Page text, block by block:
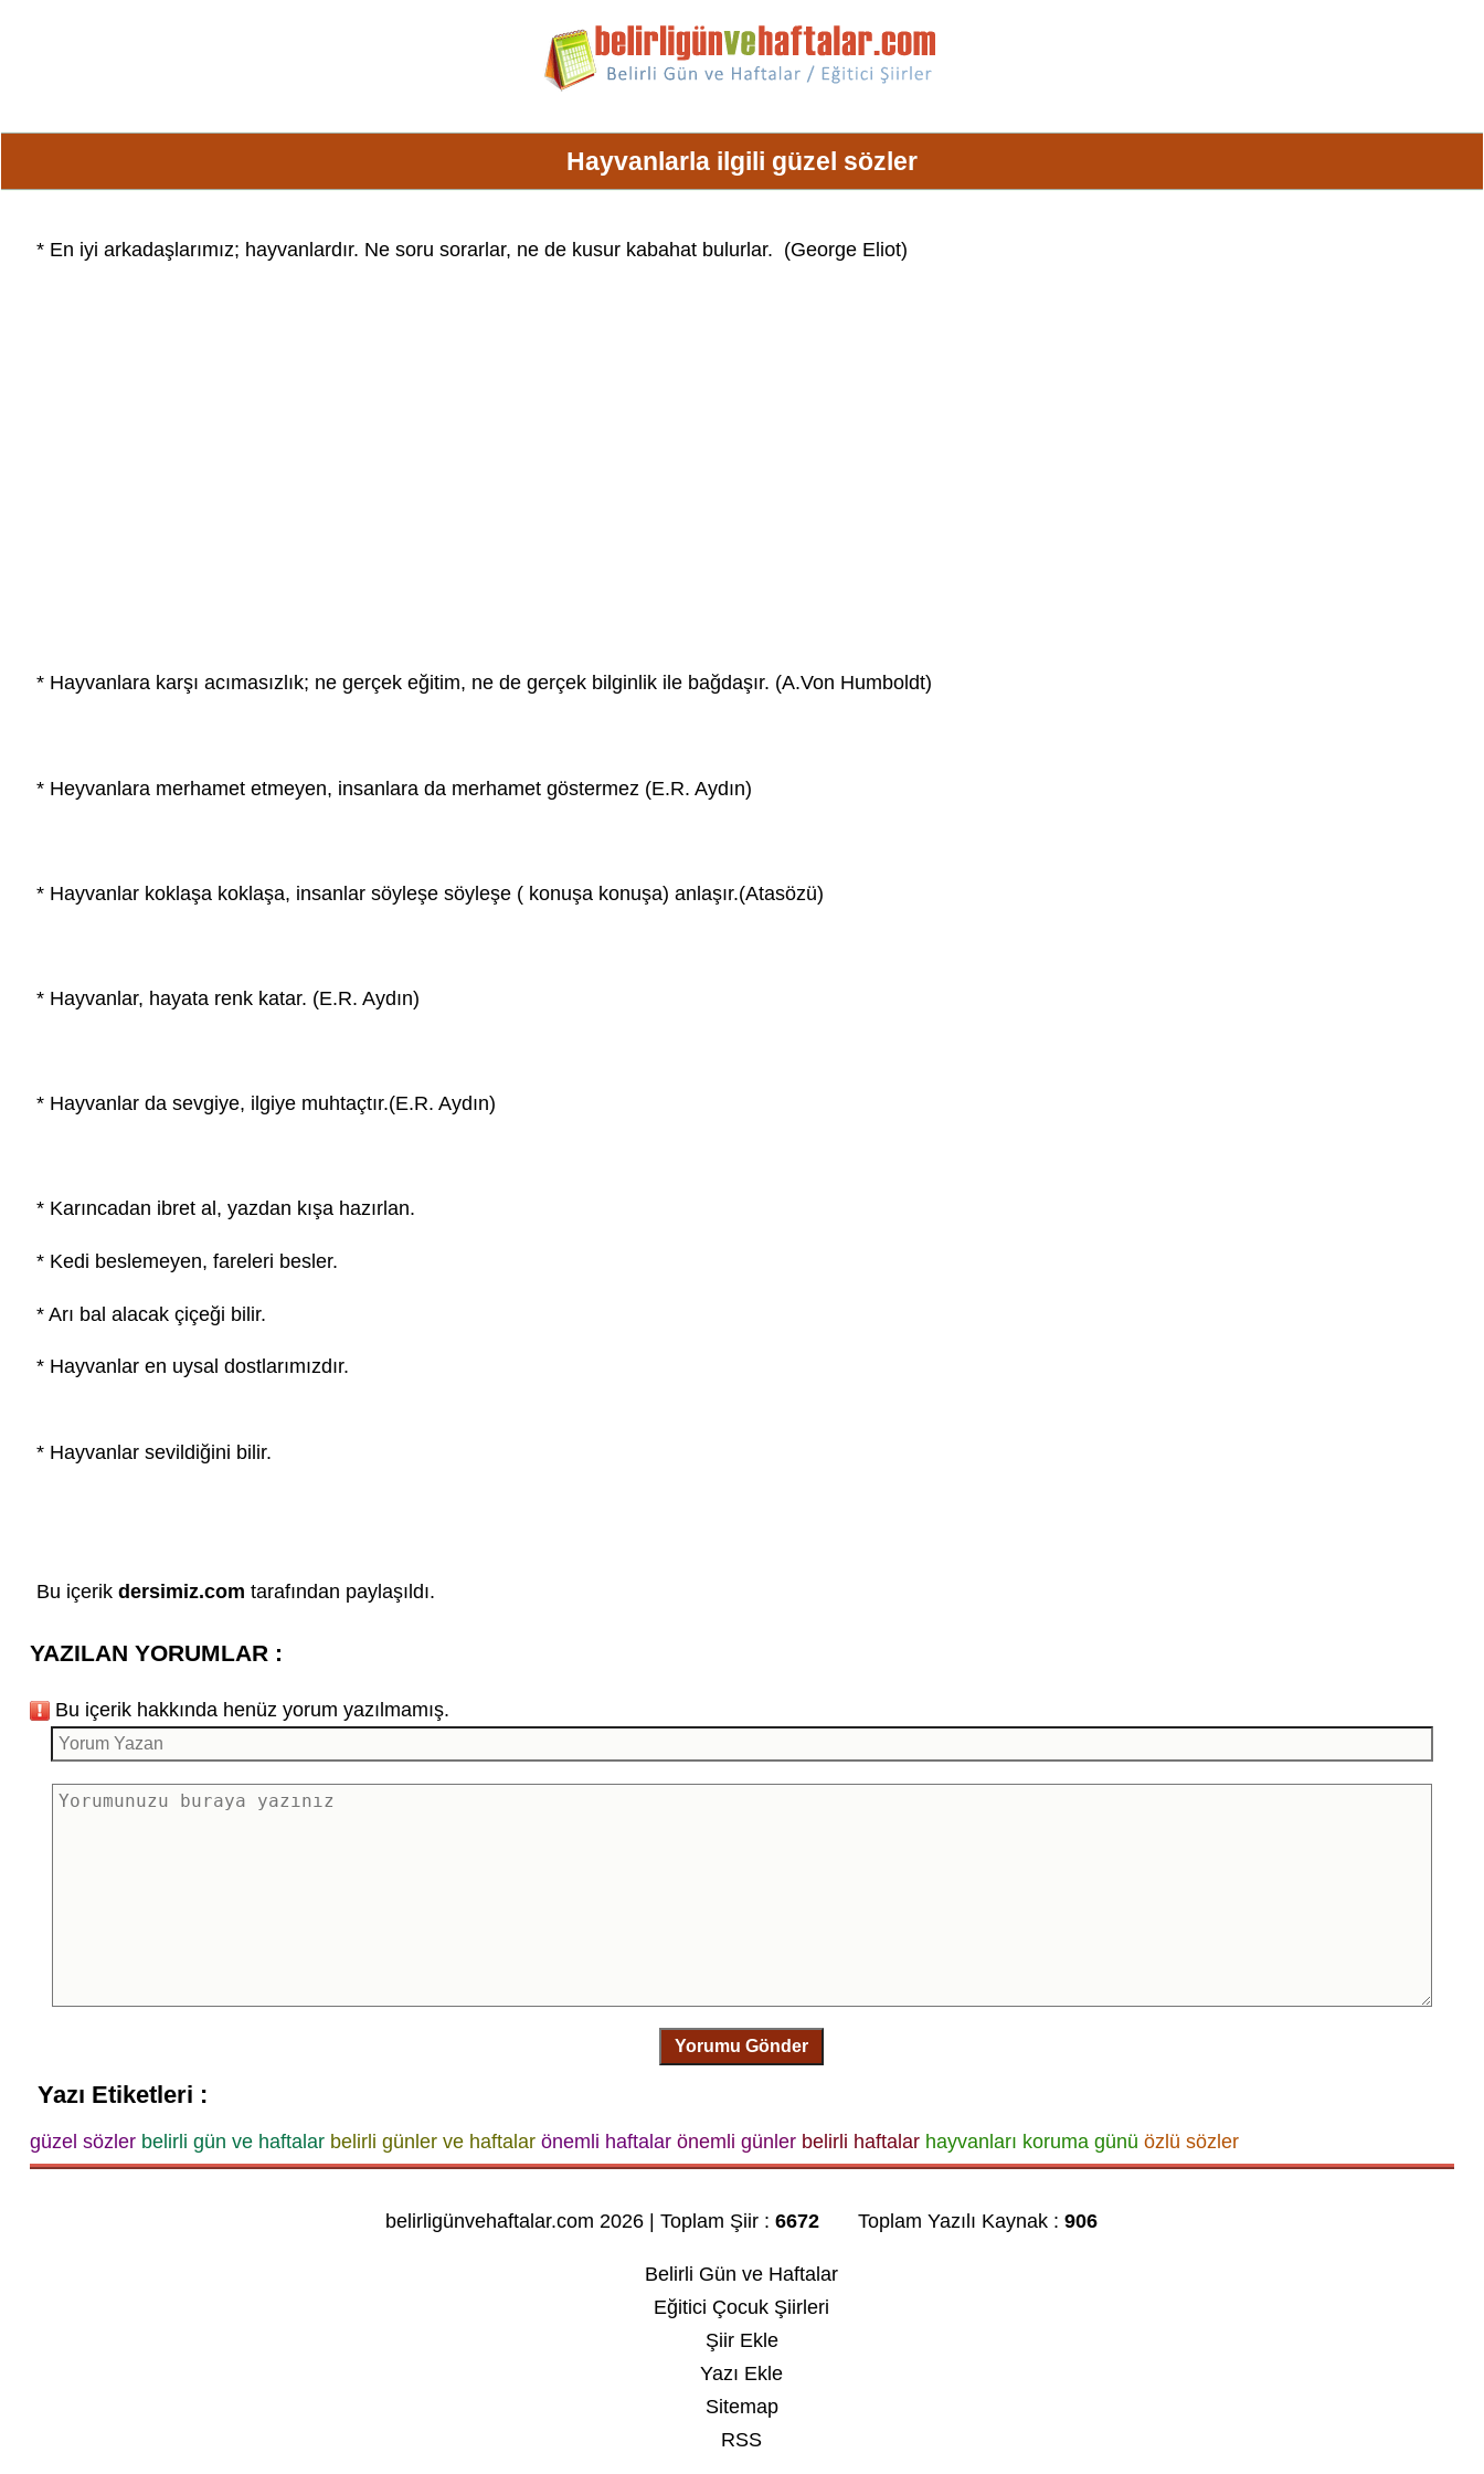
Hayvanlarla ilgili güzel sözler
* En iyi arkadaşlarımız; hayvanlardır. Ne soru sorarlar, ne de kusur kabahat bulurlar. (George Eliot)
* Hayvanlara karşı acımasızlık; ne gerçek eğitim, ne de gerçek bilginlik ile bağdaşır. (A.Von Humboldt)
* Heyvanlara merhamet etmeyen, insanlara da merhamet göstermez (E.R. Aydın)
* Hayvanlar koklaşa koklaşa, insanlar söyleşe söyleşe ( konuşa konuşa) anlaşır.(Atasözü)
* Hayvanlar, hayata renk katar. (E.R. Aydın)
* Hayvanlar da sevgiye, ilgiye muhtaçtır.(E.R. Aydın)
* Karıncadan ibret al, yazdan kışa hazırlan.
* Kedi beslemeyen, fareleri besler.
* Arı bal alacak çiçeği bilir.
* Hayvanlar en uysal dostlarımızdır.
* Hayvanlar sevildiğini bilir.
Bu içerik dersimiz.com tarafından paylaşıldı.
YAZILAN YORUMLAR :
Bu içerik hakkında henüz yorum yazılmamış.
Yorumu Gönder
Yazı Etiketleri :
güzel sözler belirli gün ve haftalar belirli günler ve haftalar önemli haftalar önemli günler belirli haftalar hayvanları koruma günü özlü sözler
belirligünvehaftalar.com 2026 | Toplam Şiir :6672 Toplam Yazılı Kaynak :906
Belirli Gün ve Haftalar
Eğitici Çocuk Şiirleri
Şiir Ekle
Yazı Ekle
Sitemap
RSS